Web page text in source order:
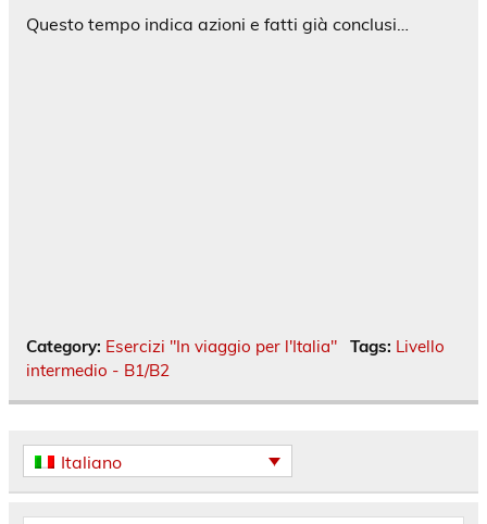
Questo tempo indica azioni e fatti già conclusi…
Category: Esercizi "In viaggio per l'Italia" Tags: Livello
intermedio - B1/B2
Italiano